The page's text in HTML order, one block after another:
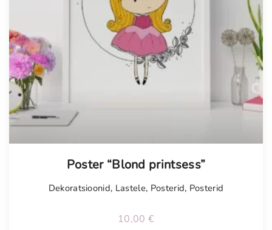
Poster “Blond printsess”
Dekoratsioonid, Lastele, Posterid, Posterid
10,00 €